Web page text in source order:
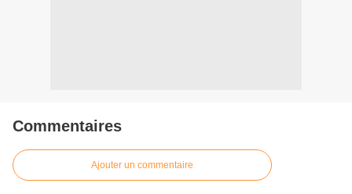
Commentaires
Ajouter un commentaire